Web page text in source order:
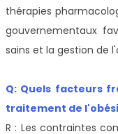
thérapies
gouvernementaux
sains et la gestion de
Q: Quels facteurs
traitement de
R : Les contraintes